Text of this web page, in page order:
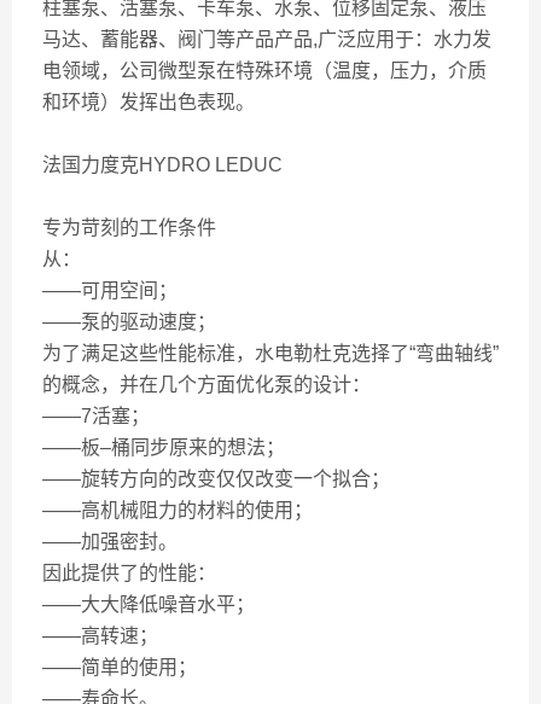
柱塞泵、活塞泵、卡车泵、水泵、位移固定泵、液压
马达、蓄能器、阀门等产品产品,广泛应用于：水力发
电领域，公司微型泵在特殊环境（温度，压力，介质
和环境）发挥出色表现。
法国力度克HYDRO LEDUC
专为苛刻的工作条件
从：
——可用空间；
——泵的驱动速度；
为了满足这些性能标准，水电勒杜克选择了“弯曲轴线”
的概念，并在几个方面优化泵的设计：
——7活塞；
——板–桶同步原来的想法；
——旋转方向的改变仅仅改变一个拟合；
——高机械阻力的材料的使用；
——加强密封。
因此提供了的性能：
——大大降低噪音水平；
——高转速；
——简单的使用；
——寿命长。